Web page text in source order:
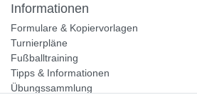
Informationen
Formulare & Kopiervorlagen
Turnierpläne
Fußballtraining
Tipps & Informationen
Übungssammlung